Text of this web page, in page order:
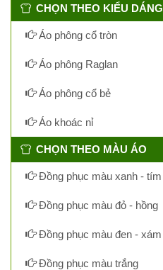
CHỌN THEO KIỂU DÁNG
Áo phông cổ tròn
Áo phông Raglan
Áo phông cổ bẻ
Áo khoác nỉ
CHỌN THEO MÀU ÁO
Đồng phục màu xanh - tím
Đồng phục màu đỏ - hồng
Đồng phục màu đen - xám
Đồng phục màu trắng